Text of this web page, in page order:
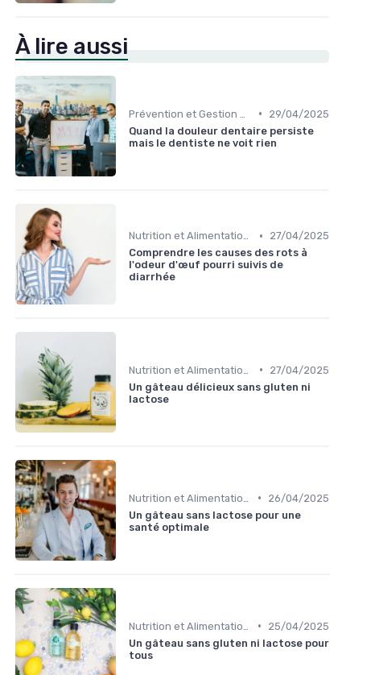
À lire aussi
•
29/04/2025
Quand la douleur dentaire persiste
mais le dentiste ne voit rien
Nutrition et Alimentation Saine •
27/04/2025
Comprendre les causes des rots à
l'odeur d'œuf pourri suivis de
diarrhée
•
27/04/2025
Un gâteau délicieux sans gluten ni
lactose
•
26/04/2025
Un gâteau sans lactose pour une
santé optimale
•
25/04/2025
Un gâteau sans gluten ni lactose pour
tous